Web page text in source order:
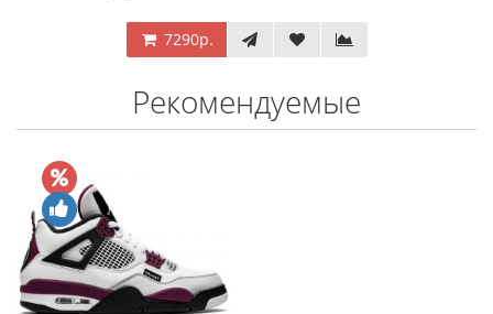
7290р.
Рекомендуемые